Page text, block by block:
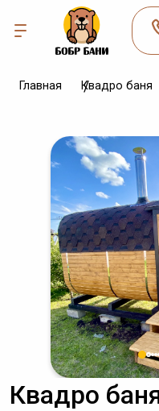
Главная Квадро баня
Квадро